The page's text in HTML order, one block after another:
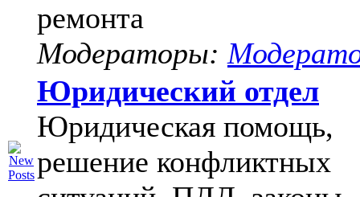
ремонта
Модераторы:
Юридический отдел
Юридическая помощь,
решение конфликтных